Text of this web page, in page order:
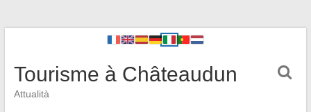
Tourisme à Châteaudun
Attualità